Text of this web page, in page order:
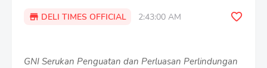
DELI TIMES OFFICIAL 2:43:00 AM
GNI Serukan Penguatan dan Perluasan Perlindungan